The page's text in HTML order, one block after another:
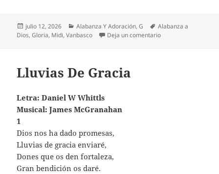
Publicado
el
julio 12, 2026 Categorías
Alabanza Y Adoración,G Etiquetas
Alabanza a
Dios,Gloria, Midi,Vanbasco Deja un comentarioen Gloria, Gloria
Lluvias De Gracia
Letra: Daniel W Whittls
Musical: James McGranahan
1
Dios nos ha dado promesas,
Lluvias de gracia enviaré,
Dones que os den fortaleza,
Gran bendición os daré.